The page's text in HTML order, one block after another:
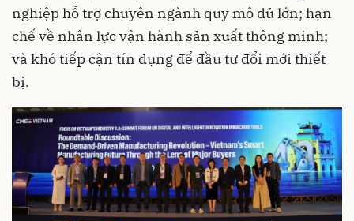
nghiệp hỗ trợ chuyên ngành quy mô đủ lớn; hạn
chế về nhân lực vận hành sản xuất thông minh;
và khó tiếp cận tín dụng để đầu tư đổi mới thiết
bị.